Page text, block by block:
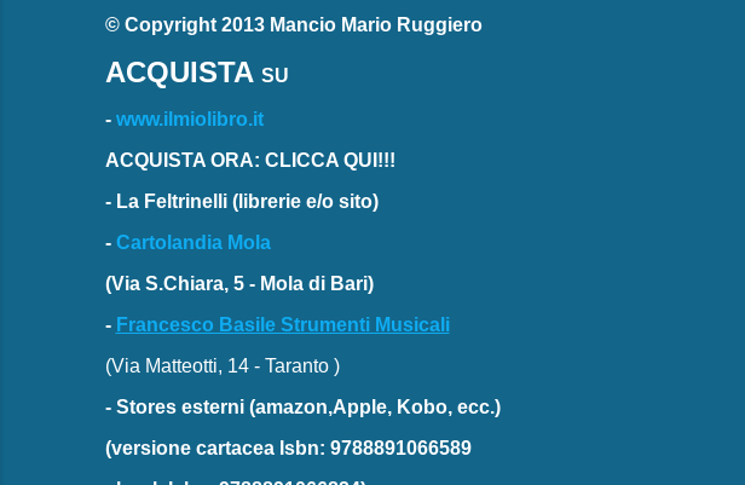
© Copyright 2013 Mancio Mario Ruggiero
ACQUISTA SU
- www.ilmiolibro.it
ACQUISTA ORA: CLICCA QUI!!!
- La Feltrinelli(librerie e/o sito)
- Cartolandia Mola
(Via S.Chiara, 5 - Mola di Bari)
- Francesco Basile Strumenti Musicali
(Via Matteotti, 14 - Taranto )
- Stores esterni(amazon,Apple, Kobo, ecc.)
(versione cartacea Isbn: 9788891066589